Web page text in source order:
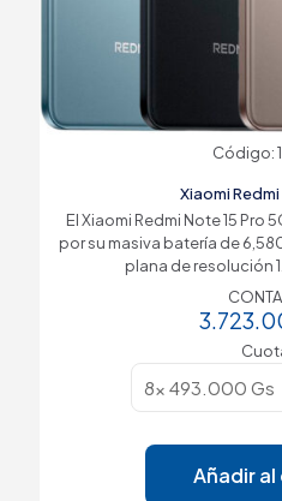
Código:
Xiaomi Redmi
El Xiaomi Redmi Note 15
por su masiva batería de
plana de resolución
Añadir